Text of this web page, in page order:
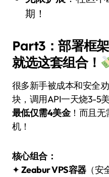
期！
Part3：部署框
就选这套组合！
很多新手被成本和安全
块，调用API一天烧3-5
最低仅需4美金！而且无
机！
核心组合：
✦Zeabur VPS容器（安